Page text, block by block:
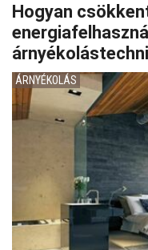
Hogyan
ÁRNYÉKOLÁS